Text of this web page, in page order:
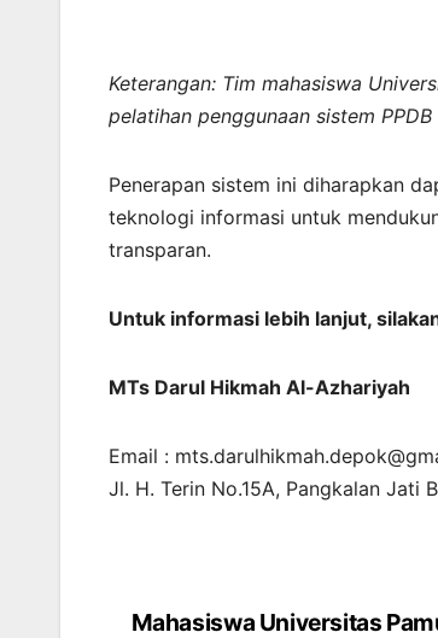
Keterangan: Tim mahasiswa
pelatihan penggunaan sistem
Penerapan sistem ini diharapkan
teknologi informasi untuk
transparan.
Untuk informasi lebih lanjut,
MTs Darul Hikmah Al-Azhariyah
Email :
Jl. H. Terin No.15A, Pangkalan Jati
Mahasiswa Universitas